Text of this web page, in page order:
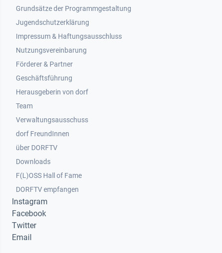
Grundsätze der Programmgestaltung
Jugendschutzerklärung
Impressum & Haftungsausschluss
Nutzungsvereinbarung
Footer 2
Förderer & Partner
Geschäftsführung
Herausgeberin von dorf
Team
Verwaltungsausschuss
dorf FreundInnen
Footer 3
über DORFTV
Downloads
F(L)OSS Hall of Fame
Footer 4
DORFTV empfangen
Instagram
Facebook
Twitter
Email